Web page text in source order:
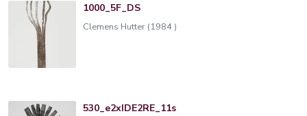
1000_5F_DS
Clemens Hutter (1984 )
530_e2xIDE2RE_11s